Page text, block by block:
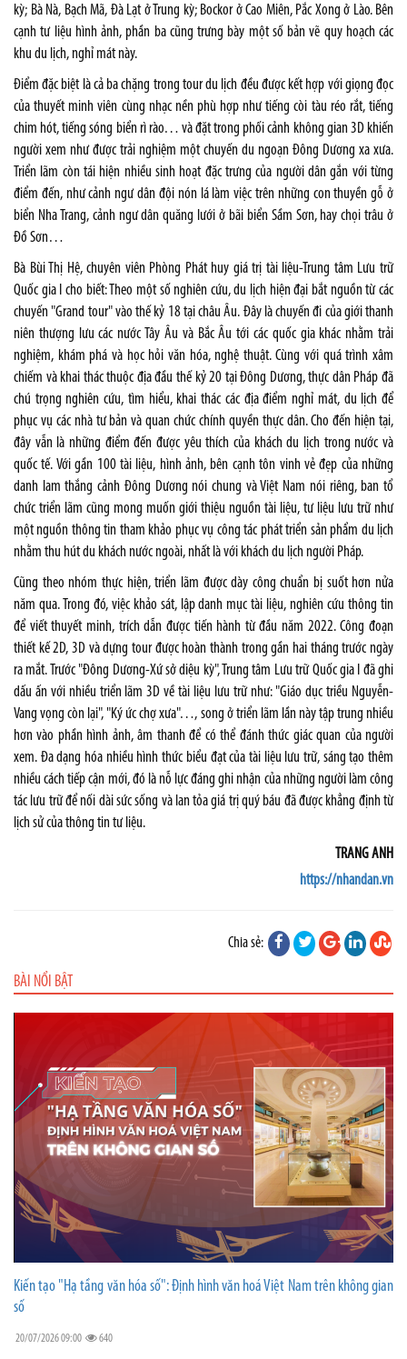
kỳ; Bà Nà, Bạch Mã, Ðà Lạt ở Trung kỳ; Bockor ở Cao Miên, Pắc Xong ở Lào. Bên
cạnh tư liệu hình ảnh, phần ba cũng trưng bày một số bản vẽ quy hoạch các
khu du lịch, nghỉ mát này.
Ðiểm đặc biệt là cả ba chặng trong tour du lịch đều được kết hợp với giọng đọc
của thuyết minh viên cùng nhạc nền phù hợp như tiếng còi tàu réo rắt, tiếng
chim hót, tiếng sóng biển rì rào… và đặt trong phối cảnh không gian 3D khiến
người xem như được trải nghiệm một chuyến du ngoạn Ðông Dương xa xưa.
Triển lãm còn tái hiện nhiều sinh hoạt đặc trưng của người dân gắn với từng
điểm đến, như cảnh ngư dân đội nón lá làm việc trên những con thuyền gỗ ở
biển Nha Trang, cảnh ngư dân quăng lưới ở bãi biển Sầm Sơn, hay chọi trâu ở
Ðồ Sơn…
Bà Bùi Thị Hệ, chuyên viên Phòng Phát huy giá trị tài liệu-Trung tâm Lưu trữ
Quốc gia I cho biết: Theo một số nghiên cứu, du lịch hiện đại bắt nguồn từ các
chuyến "Grand tour" vào thế kỷ 18 tại châu Âu. Ðây là chuyến đi của giới thanh
niên thượng lưu các nước Tây Âu và Bắc Âu tới các quốc gia khác nhằm trải
nghiệm, khám phá và học hỏi văn hóa, nghệ thuật. Cùng với quá trình xâm
chiếm và khai thác thuộc địa đầu thế kỷ 20 tại Ðông Dương, thực dân Pháp đã
chú trọng nghiên cứu, tìm hiểu, khai thác các địa điểm nghỉ mát, du lịch để
phục vụ các nhà tư bản và quan chức chính quyền thực dân. Cho đến hiện tại,
đây vẫn là những điểm đến được yêu thích của khách du lịch trong nước và
quốc tế. Với gần 100 tài liệu, hình ảnh, bên cạnh tôn vinh vẻ đẹp của những
danh lam thắng cảnh Ðông Dương nói chung và Việt Nam nói riêng, ban tổ
chức triển lãm cũng mong muốn giới thiệu nguồn tài liệu, tư liệu lưu trữ như
một nguồn thông tin tham khảo phục vụ công tác phát triển sản phẩm du lịch
nhằm thu hút du khách nước ngoài, nhất là với khách du lịch người Pháp.
Cũng theo nhóm thực hiện, triển lãm được dày công chuẩn bị suốt hơn nửa
năm qua. Trong đó, việc khảo sát, lập danh mục tài liệu, nghiên cứu thông tin
để viết thuyết minh, trích dẫn được tiến hành từ đầu năm 2022. Công đoạn
thiết kế 2D, 3D và dựng tour được hoàn thành trong gần hai tháng trước ngày
ra mắt. Trước "Ðông Dương-Xứ sở diệu kỳ", Trung tâm Lưu trữ Quốc gia I đã ghi
dấu ấn với nhiều triển lãm 3D về tài liệu lưu trữ như: "Giáo dục triều Nguyễn-
Vang vọng còn lại", "Ký ức chợ xưa"…, song ở triển lãm lần này tập trung nhiều
hơn vào phần hình ảnh, âm thanh để có thể đánh thức giác quan của người
xem. Ða dạng hóa nhiều hình thức biểu đạt của tài liệu lưu trữ, sáng tạo thêm
nhiều cách tiếp cận mới, đó là nỗ lực đáng ghi nhận của những người làm công
tác lưu trữ để nối dài sức sống và lan tỏa giá trị quý báu đã được khẳng định từ
lịch sử của thông tin tư liệu.
TRANG ANH
https://nhandan.vn
Chia sẻ:
BÀI NỔI BẬT
Kiến tạo "Hạ tầng văn hóa số": Định hình văn hoá Việt Nam trên không gian
số
20/07/2026 09:00 640